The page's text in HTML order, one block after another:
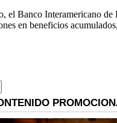
el Banco Interamericano
en beneficios